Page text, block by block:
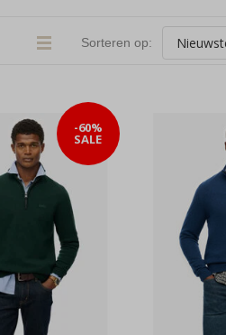
Sorteren op:
-60%
SALE